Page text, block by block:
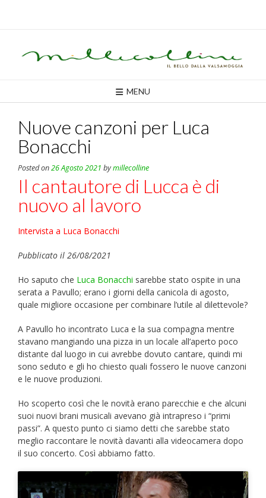
MENU
Nuove canzoni per Luca
Bonacchi
Posted on26 Agosto 2021 bymillecolline
Il cantautore di Lucca è di
nuovo al lavoro
Intervista a Luca Bonacchi
Pubblicato il 26/08/2021
Ho saputo che Luca Bonacchi sarebbe stato ospite in una
serata a Pavullo; erano i giorni della canicola di agosto,
quale migliore occasione per combinare l’utile al dilettevole?
A Pavullo ho incontrato Luca e la sua compagna mentre
stavano mangiando una pizza in un locale all’aperto poco
distante dal luogo in cui avrebbe dovuto cantare, quindi mi
sono seduto e gli ho chiesto quali fossero le nuove canzoni
e le nuove produzioni.
Ho scoperto così che le novità erano parecchie e che alcuni
suoi nuovi brani musicali avevano già intrapreso i “primi
passi”. A questo punto ci siamo detti che sarebbe stato
meglio raccontare le novità davanti alla videocamera dopo
il suo concerto. Così abbiamo fatto.